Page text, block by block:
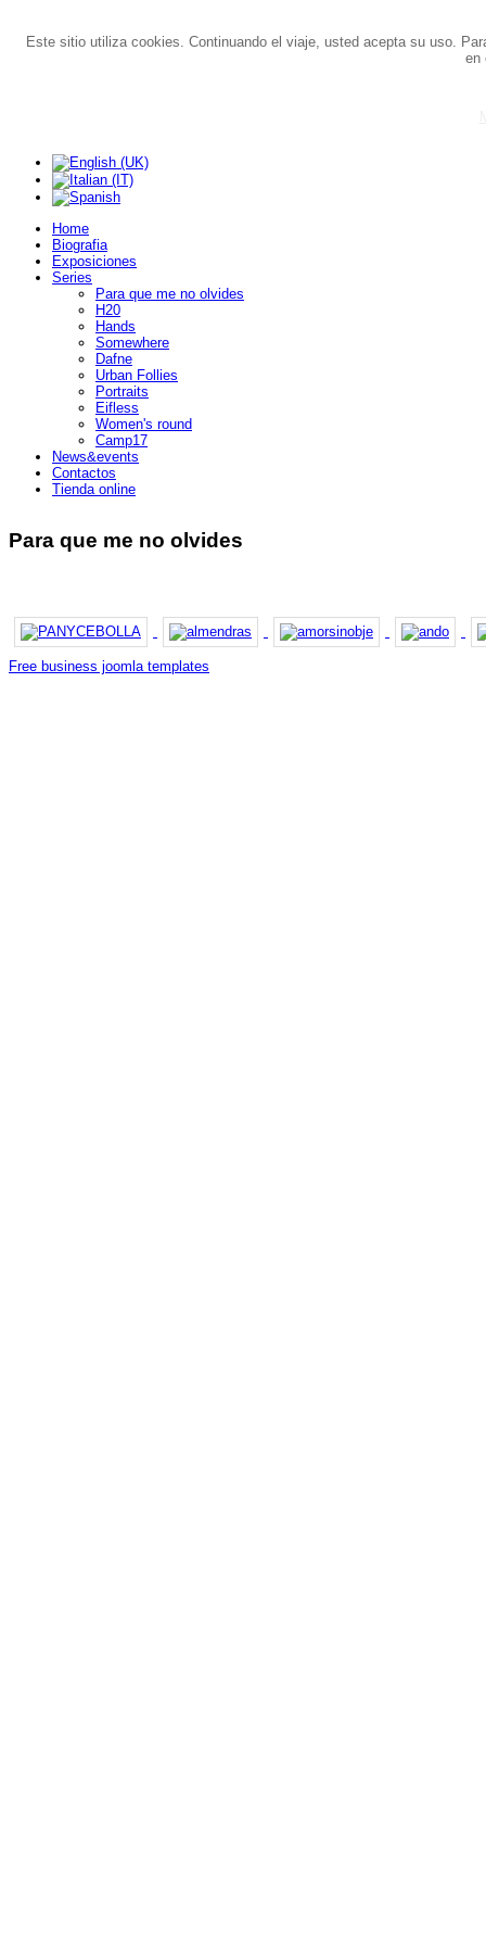
Este sitio utiliza cookies. Continuando el viaje, usted acepta su uso.
en
Home
Biografia
Exposiciones
Series
Para que me no olvides
H20
Hands
Somewhere
Dafne
Urban Follies
Portraits
Eifless
Women's round
Camp17
News&events
Contactos
Tienda online
Para que me no olvides
Free business joomla templates